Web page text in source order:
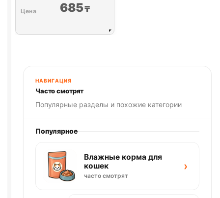
685₸
НАВИГАЦИЯ
Часто смотрят
Популярные разделы и похожие категории
Популярное
Влажные корма для
кошек
часто смотрят
›